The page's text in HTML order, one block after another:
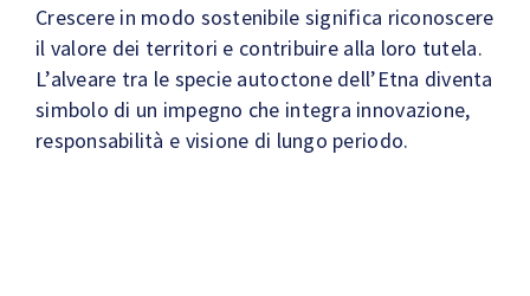
Crescere in modo sostenibile significa riconoscere
il valore dei territori e contribuire alla loro tutela.
L’alveare tra le specie autoctone dell’Etna diventa
simbolo di un impegno che integra innovazione,
responsabilità e visione di lungo periodo.